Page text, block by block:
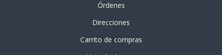
Órdenes
Direcciones
Carrito de compras